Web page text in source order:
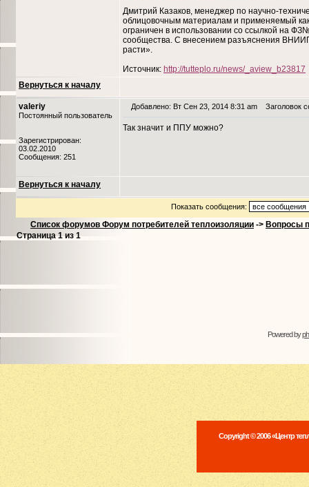
Дмитрий Казаков, менеджер по научно-
облицовочным материалам и применяемый
ограничен в использовании со ссылкой на
сообщества. С внесением разъяснения
расти».
Источник: http://tutteplo.ru/news/_aview_b23817
Вернуться к началу
valeriy
Постоянный пользователь
Зарегистрирован:
03.02.2010
Сообщения: 251
Добавлено: Вт Сен 23, 2014 8:31 am Заголовок
Так значит и ППУ можно?
Вернуться к началу
Показать сообщения:
Список форумов Форум потребителей теплоизоляции -> Вопросы
Страница1из 1
Powered by
Copyright © 2006 «Центр